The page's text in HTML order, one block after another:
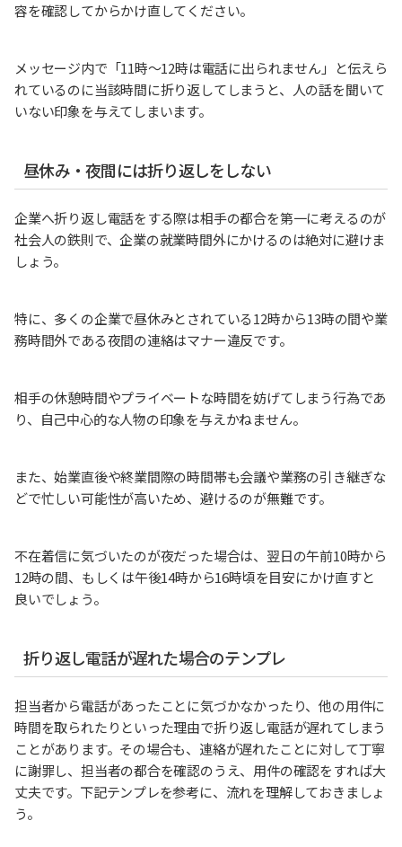
容を確認してからかけ直してください。
メッセージ内で「11時〜12時は電話に出られません」と伝えら
れているのに当該時間に折り返してしまうと、人の話を聞いて
いない印象を与えてしまいます。
昼休み・夜間には折り返しをしない
企業へ折り返し電話をする際は相手の都合を第一に考えるのが
社会人の鉄則で、企業の就業時間外にかけるのは絶対に避けま
しょう。
特に、多くの企業で昼休みとされている12時から13時の間や業
務時間外である夜間の連絡はマナー違反です。
相手の休憩時間やプライベートな時間を妨げてしまう行為であ
り、自己中心的な人物の印象を与えかねません。
また、始業直後や終業間際の時間帯も会議や業務の引き継ぎな
どで忙しい可能性が高いため、避けるのが無難です。
不在着信に気づいたのが夜だった場合は、翌日の午前10時から
12時の間、もしくは午後14時から16時頃を目安にかけ直すと
良いでしょう。
折り返し電話が遅れた場合のテンプレ
担当者から電話があったことに気づかなかったり、他の用件に
時間を取られたりといった理由で折り返し電話が遅れてしまう
ことがあります。その場合も、連絡が遅れたことに対して丁寧
に謝罪し、担当者の都合を確認のうえ、用件の確認をすれば大
丈夫です。下記テンプレを参考に、流れを理解しておきましょ
う。